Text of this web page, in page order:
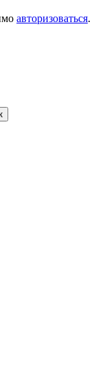
авторизоваться.